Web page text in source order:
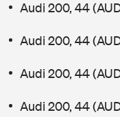
Audi 200, 44
Audi 200, 44
Audi 200, 44
Audi 200, 44